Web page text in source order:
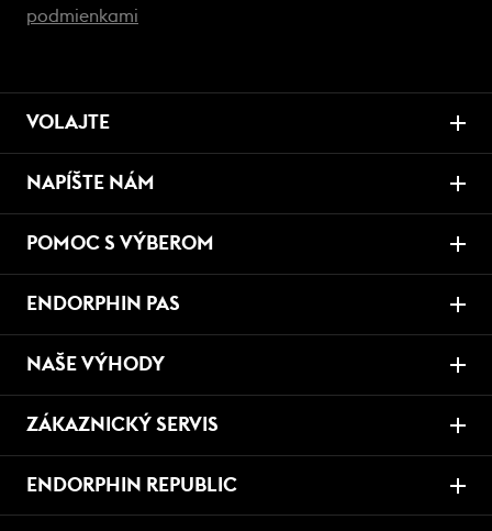
podmienkami
VOLAJTE
NAPÍŠTE NÁM
POMOC S VÝBEROM
ENDORPHIN PAS
NAŠE VÝHODY
ZÁKAZNICKÝ SERVIS
ENDORPHIN REPUBLIC